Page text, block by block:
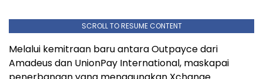
SCROLL TO RESUME CONTENT
Melalui kemitraan baru antara Outpayce dari
Amadeus dan UnionPay International, maskapai